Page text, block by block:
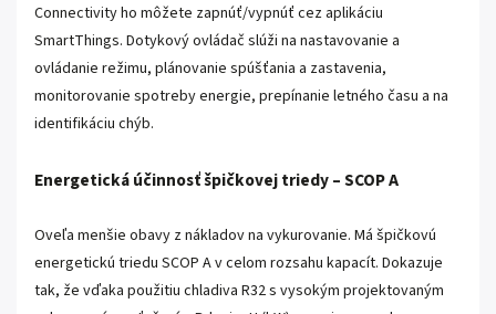
Connectivity ho môžete zapnúť/vypnúť cez aplikáciu
SmartThings. Dotykový ovládač slúži na nastavovanie a
ovládanie režimu, plánovanie spúšťania a zastavenia,
monitorovanie spotreby energie, prepínanie letného času a na
identifikáciu chýb.
Energetická účinnosť špičkovej triedy – SCOP A
Oveľa menšie obavy z nákladov na vykurovanie. Má špičkovú
energetickú triedu SCOP A v celom rozsahu kapacít. Dokazuje
tak, že vďaka použitiu chladiva R32 s vysokým projektovaným